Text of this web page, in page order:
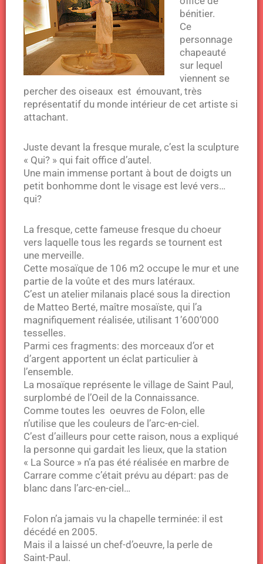
bénitier.
Ce
personnage
chapeauté
sur lequel
viennent se
percher des oiseaux est émouvant, très
représentatif du monde intérieur de cet artiste si
attachant.
Juste devant la fresque murale, c’est la sculpture
« Qui? » qui fait office d’autel.
Une main immense portant à bout de doigts un
petit bonhomme dont le visage est levé vers…
qui?
La fresque, cette fameuse fresque du choeur
vers laquelle tous les regards se tournent est
une merveille.
Cette mosaïque de 106 m2 occupe le mur et une
partie de la voûte et des murs latéraux.
C’est un atelier milanais placé sous la direction
de Matteo Berté, maître mosaïste, qui l’a
magnifiquement réalisée, utilisant 1’600’000
tesselles.
Parmi ces fragments: des morceaux d’or et
d’argent apportent un éclat particulier à
l’ensemble.
La mosaïque représente le village de Saint Paul,
surplombé de l’Oeil de la Connaissance.
Comme toutes les oeuvres de Folon, elle
n’utilise que les couleurs de l’arc-en-ciel.
C’est d’ailleurs pour cette raison, nous a expliqué
la personne qui gardait les lieux, que la station
« La Source » n’a pas été réalisée en marbre de
Carrare comme c’était prévu au départ: pas de
blanc dans l’arc-en-ciel…
Folon n’a jamais vu la chapelle terminée: il est
décédé en 2005.
Mais il a laissé un chef-d’oeuvre, la perle de
Saint-Paul.